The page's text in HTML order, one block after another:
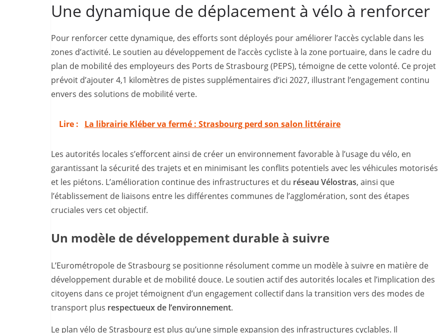
Une dynamique de déplacement à vélo à renforcer
Pour renforcer cette dynamique, des efforts sont déployés pour améliorer l’accès cyclable dans les
zones d’activité. Le soutien au développement de l’accès cycliste à la zone portuaire, dans le cadre du
plan de mobilité des employeurs des Ports de Strasbourg (PEPS), témoigne de cette volonté. Ce projet
prévoit d’ajouter 4,1 kilomètres de pistes supplémentaires d’ici 2027, illustrant l’engagement continu
envers des solutions de mobilité verte.
Lire : La librairie Kléber va fermé : Strasbourg perd son salon littéraire
Les autorités locales s’efforcent ainsi de créer un environnement favorable à l’usage du vélo, en
garantissant la sécurité des trajets et en minimisant les conflits potentiels avec les véhicules motorisés
et les piétons. L’amélioration continue des infrastructures et du réseau Vélostras, ainsi que
l’établissement de liaisons entre les différentes communes de l’agglomération, sont des étapes
cruciales vers cet objectif.
Un modèle de développement durable à suivre
L’Eurométropole de Strasbourg se positionne résolument comme un modèle à suivre en matière de
développement durable et de mobilité douce. Le soutien actif des autorités locales et l’implication des
citoyens dans ce projet témoignent d’un engagement collectif dans la transition vers des modes de
transport plus respectueux de l’environnement.
Le plan vélo de Strasbourg est plus qu’une simple expansion des infrastructures cyclables. Il